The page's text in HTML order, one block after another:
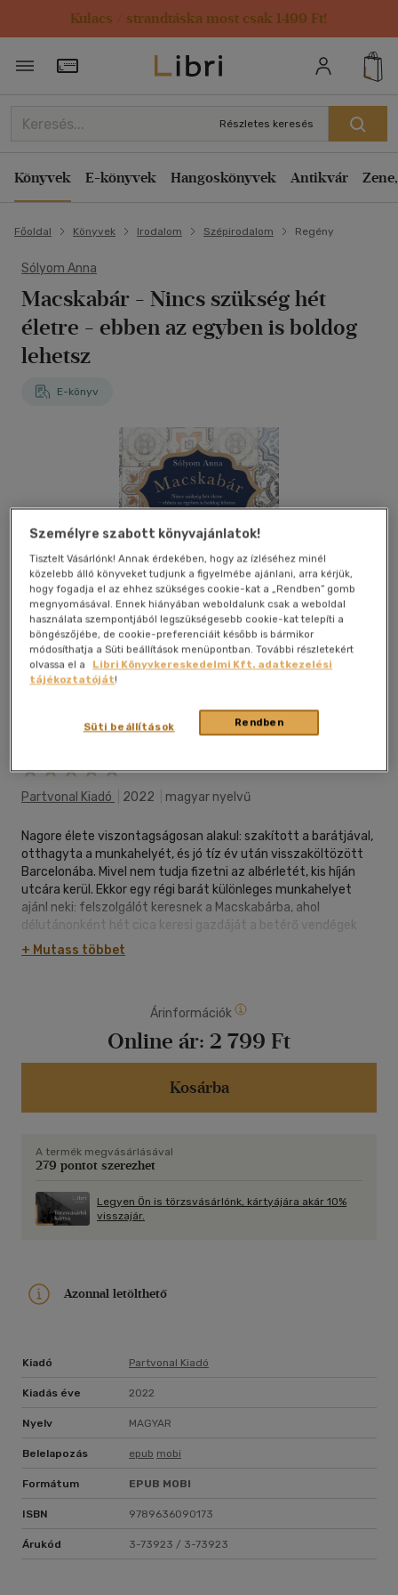
Kulacs / strandtáska most csak 1499 Ft!
Törzsvásárlói Kártya adatai
Részletes keresés
Könyvek E-könyvek Hangoskönyvek Antikvár
Főoldal Könyvek Irodalom Szépirodalom Regény
Sólyom Anna
Macskabár - Nincs szükség hét
életre - ebben az egyben is boldog
lehetsz
E-könyv
Kívánságlistához adom Megosztom
Partvonal Kiadó 2022 magyar nyelvű
Nagore élete viszontagságosan alakul: szakított a barátjával,
otthagyta a munkahelyét, és jó tíz év után visszaköltözött
Barcelonába. Mivel nem tudja fizetni az albérletét, kis híján
utcára kerül. Ekkor egy régi barát különleges munkahelyet
ajánl neki: felszolgálót keresnek a Macskabárba, ahol
délutánonként hét cica keresi gazdáját a betérő vendégek
közt. Nagore egy kellemetlen gyerekkori élmény miatt retteg
a macskáktól - helyzete azonban reménytelen, így végül
Macskabár hét macskamestere a lány kezébe adja a
boldogság művészetének kulcsait. A négylábúaktól tanult
képességek - többek közt a derű, a koncentráció, az
alkalmazkodás - sorsfordító hatást gyakorolnak Nagore
életére.Sólyom Anna Budapesten született, 2012 óta
jelent meg magyarul Párnafilozófia című esszéje, spanyolul
2018-ban kezdett publikálni. A spanyol mellett hollandul és
portugálul olvasható A mindennapi élet mágiájának kicsiny
kurzusa (Pequeno curso de magia cotidiana) című kézikönyve,
míg a Kapcsolódj vissza a testedhez (Reconecta con tu
jelent meg Laura Stagno illusztrációival, többek között
franciául, németül, görögül, olaszul és portugálul.
+ Mutass többet
Árinformációk
Online ár: 2 799 Ft
Kosárba
A termék megvásárlásával
279 pontot szerezhet
Legyen Ön is törzsvásárlónk, kártyájára akár 10%
visszajár.
Azonnal letölthető
Kiadó Partvonal Kiadó
Kiadás éve 2022
Nyelv MAGYAR
Belelapozás epub mobi
Formátum EPUB MOBI
ISBN 9789636090173
Árukód 3-73923 / 3-73923
Személyre szabott könyvajánlatok!
Tisztelt Vásárlónk! Annak érdekében, hogy az ízléséhez minél
közelebb álló könyveket tudjunk a figyelmébe ajánlani, arra kérjük,
hogy fogadja el az ehhez szükséges cookie-kat a „Rendben” gomb
megnyomásával. Ennek hiányában weboldalunk csak a weboldal
használata szempontjából legszükségesebb cookie-kat telepíti a
böngészőjébe, de cookie-preferenciáit később is bármikor
módosíthatja a Süti beállítások menüpontban. További részletekért
olvassa el a
Libri Könyvkereskedelmi Kft. adatkezelési
tájékoztatóját!
Rendben
Süti beállítások